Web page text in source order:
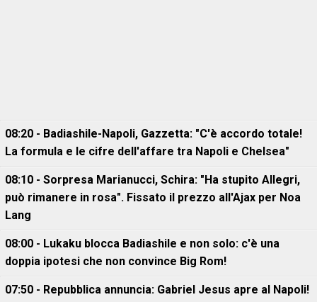
08:20 - Badiashile-Napoli, Gazzetta: "C'è accordo totale!
La formula e le cifre dell'affare tra Napoli e Chelsea"
08:10 - Sorpresa Marianucci, Schira: "Ha stupito Allegri,
può rimanere in rosa". Fissato il prezzo all'Ajax per Noa
Lang
08:00 - Lukaku blocca Badiashile e non solo: c'è una
doppia ipotesi che non convince Big Rom!
07:50 - Repubblica annuncia: Gabriel Jesus apre al Napoli!